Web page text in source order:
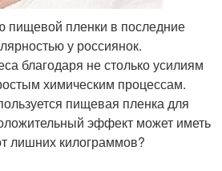
пищевой пленки в последние
у россиянок.
благодаря не столько усилиям
химическим процессам.
пищевая пленка для
эффект может иметь
лишних килограммов?